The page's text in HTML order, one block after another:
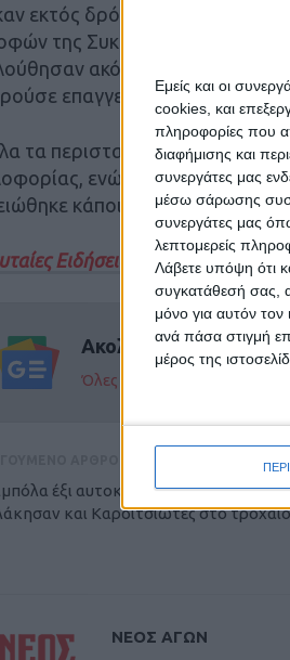
Εμείς και οι
cookies, και
πληροφορίες που
διαφήμισης και
συνεργάτες μας
μέσω σάρωσης
συνεργάτες μας
λεπτομερείς
Λάβετε υπόψη ότι
συγκατάθεσή σας,
μόνο για αυτόν
ανά πάσα στιγμή
μέρος της
εκτός δρόμου τις πρωινές
της Συκεώνας.
ακόμη δύο εκτροπές
επαγγελματικό όχημα
τα περιστατικά έσπευσε η
ενώ το ευτυχές της
κάποιος σοβαρός
Ειδήσεις Σήμερα
Ακολούθησε την
Όλες οι εξελίξεις στην
έξι αυτοκινήτων στην Ξυνιάδα,
και Καρδιτσιώτες στο τροχαίο
ΝΕΟΣ ΑΓΩΝ